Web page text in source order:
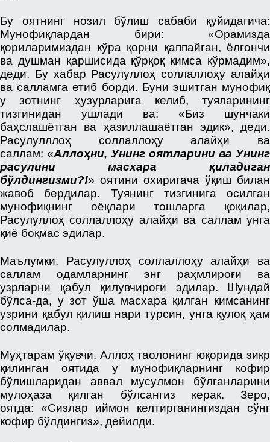
Бу оятнинг нозил бўлиш сабаби қуйидагича:
Мунофиқлардан бири: «Орамизда
қориларимиздан кўра қорни қаппайган, ёлғончи
ва душман қаршисида қўрқоқ кимса кўрмадим»,
деди. Бу хабар Расулуллоҳ соллаллоҳу алайҳи
ва салламга етиб борди. Буни эшитган мунофиқ
у зотнинг ҳузурларига келиб, туяларининг
тизгинидан ушлади ва: «Биз шунчаки
баҳслашётган ва ҳазиллашаётган эдик», деди.
Расулулллоҳ соллаллоҳу алайҳи ва
саллам: «Аллоҳни, Унинг оятларини ва Унинг
расулини масхара қиладиган
бўлдингизми?!» оятини охиригача ўқиш билан
жавоб бердилар. Туянинг тизгинига осилган
мунофиқнинг оёқлари тошларга қоқилар,
Расулуллоҳ соллаллоҳу алайҳи ва саллам унга
қиё боқмас эдилар.
Маълумки, Расулуллоҳ соллаллоҳу алайҳи ва
саллам одамларнинг энг раҳмлироғи ва
узрларни қабул қилувчироғи эдилар. Шундай
бўлса-да, у зот ўша масхара қилган кимсанинг
узрини қабул қилиш нари турсин, унга қулоқ ҳам
солмадилар.
Муҳтарам ўқувчи, Аллоҳ таолонинг юқорида зикр
қилинган оятида у мунофиқларнинг кофир
бўлишларидан аввал мусулмон бўлганларини
мулоҳаза қилган бўлсангиз керак. Зеро,
оятда: «Сизлар иймон келтирганингиздан сўнг
кофир бўлдингиз», дейилди.